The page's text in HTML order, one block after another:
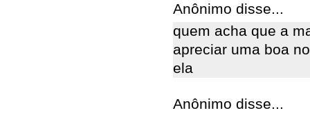
Anônimo disse...
quem acha que a
apreciar uma boa
ela
Anônimo disse...